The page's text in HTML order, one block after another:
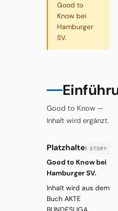
Good to
Know bei
Hamburger
SV.
Good to Know —
Inhalt wird ergänzt.
Platzhalter
Good to Know bei
Hamburger SV.
Inhalt wird aus dem
Buch AKTE